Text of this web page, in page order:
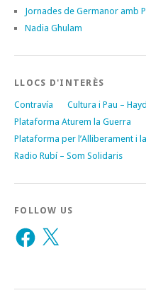
Jornades de Germanor amb
Nadia Ghulam
LLOCS D'INTERÈS
Contravía Cultura i Pau –
Plataforma Aturem la Guerra
Plataforma per l’Alliberament i
Radio Rubí – Som Solidaris
FOLLOW US
Facebook
X